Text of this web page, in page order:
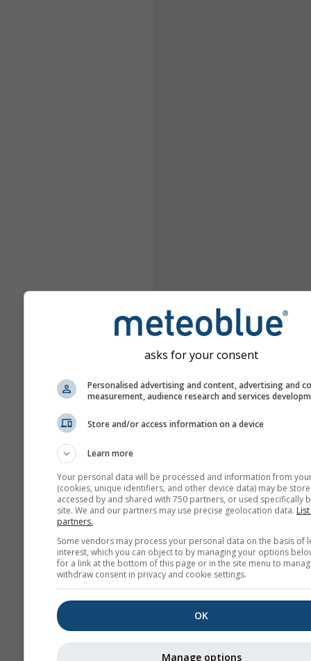
asks for your consent
Personalised advertising and content, advertising and
measurement, audience research and services
Store and/or access information on a device
Learn more
Your personal data will be processed and information from
(cookies, unique identifiers, and other device data) may be
accessed by and shared with 750 partners, or used specifically
site. We and our partners may use precise geolocation data.
partners.
Some vendors may process your personal data on the basis of
interest, which you can object to by managing your options
for a link at the bottom of this page or in the site menu to
withdraw consent in privacy and cookie settings.
OK
Manage options